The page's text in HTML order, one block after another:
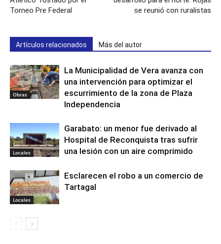
Torneo Pre Federal
se reunió con ruralistas
Artículos relacionados Más del autor
Obras
La Municipalidad de Vera avanza con
una intervención para optimizar el
escurrimiento de la zona de Plaza
Independencia
Locales
Garabato: un menor fue derivado al
Hospital de Reconquista tras sufrir
una lesión con un aire comprimido
Locales
Esclarecen el robo a un comercio de
Tartagal